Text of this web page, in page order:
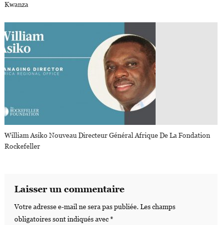
Kwanza
William Asiko Nouveau Directeur Général Afrique De La Fondation
Rockefeller
Laisser un commentaire
Votre adresse e-mail ne sera pas publiée. Les champs
obligatoires sont indiqués avec*